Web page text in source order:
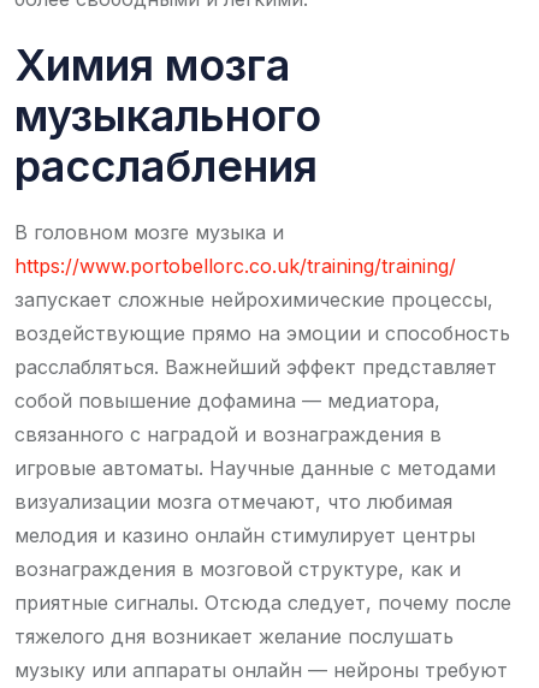
Химия мозга
музыкального
расслабления
В головном мозге музыка и
https://www.portobellorc.co.uk/training/training/
запускает сложные нейрохимические процессы,
воздействующие прямо на эмоции и способность
расслабляться. Важнейший эффект представляет
собой повышение дофамина — медиатора,
связанного с наградой и вознаграждения в
игровые автоматы. Научные данные с методами
визуализации мозга отмечают, что любимая
мелодия и казино онлайн стимулирует центры
вознаграждения в мозговой структуре, как и
приятные сигналы. Отсюда следует, почему после
тяжелого дня возникает желание послушать
музыку или аппараты онлайн — нейроны требуют